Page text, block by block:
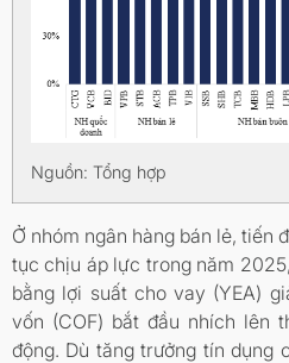
Nguồn: Tổng hợp
Ở nhóm ngân hàng bán lẻ, tiến
tục chịu áp lực trong năm
bằng lợi suất cho vay (YEA)
vốn (COF) bắt đầu nhích lên
động. Dù tăng trưởng tín dụng